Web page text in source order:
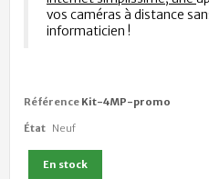
vos caméras à distance
informaticien !
Référence Kit-4MP-promo
État Neuf
En stock